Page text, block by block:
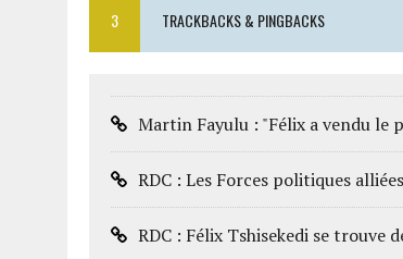
3 TRACKBACKS & PINGBACKS
Martin Fayulu : "Félix a vendu le
RDC : Les Forces politiques
RDC : Félix Tshisekedi se trouve